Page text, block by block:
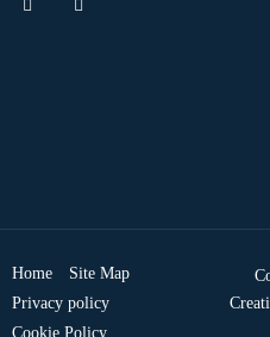
Home
Site Map
Privacy policy
Cookie Policy